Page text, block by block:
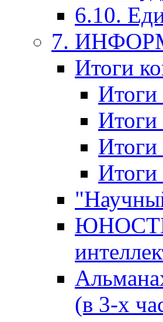
6.10.
7.
Итоги
Итоги
Итоги
(в 3-х